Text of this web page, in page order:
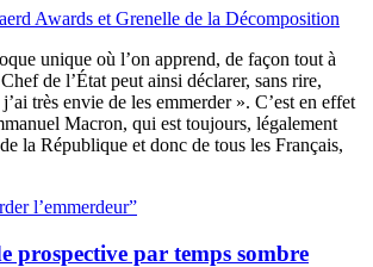
Awards et Grenelle de la Décomposition
unique où l’on apprend, de façon tout à
de l’État peut ainsi déclarer, sans rire,
très envie de les emmerder ». C’est en effet
Macron, qui est toujours, légalement
la République et donc de tous les Français,
l’emmerdeur”
prospective par temps sombre